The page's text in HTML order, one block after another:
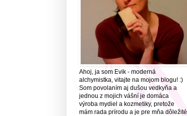
Ahoj, ja som Evik - moderná
alchymistka, vitajte na mojom blogu! :)
Som povolaním aj dušou vedkyňa a
jednou z mojich vášní je domáca
výroba mydiel a kozmetiky, pretože
mám rada prírodu a je pre mňa dôležité